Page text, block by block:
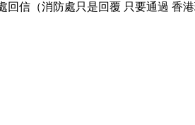
處只是回覆 只要通過 香港理